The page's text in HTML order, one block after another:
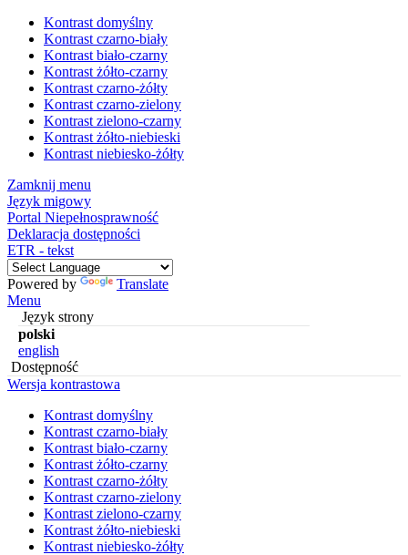
Kontrast domyślny
Kontrast czarno-biały
Kontrast biało-czarny
Kontrast żółto-czarny
Kontrast czarno-żółty
Kontrast czarno-zielony
Kontrast zielono-czarny
Kontrast żółto-niebieski
Kontrast niebiesko-żółty
Zamknij menu
Język migowy
Portal Niepełnosprawność
Deklaracja dostępności
ETR - tekst
Powered by
Translate
Menu
Język strony
polski
english
Dostępność
Wersja kontrastowa
Kontrast domyślny
Kontrast czarno-biały
Kontrast biało-czarny
Kontrast żółto-czarny
Kontrast czarno-żółty
Kontrast czarno-zielony
Kontrast zielono-czarny
Kontrast żółto-niebieski
Kontrast niebiesko-żółty